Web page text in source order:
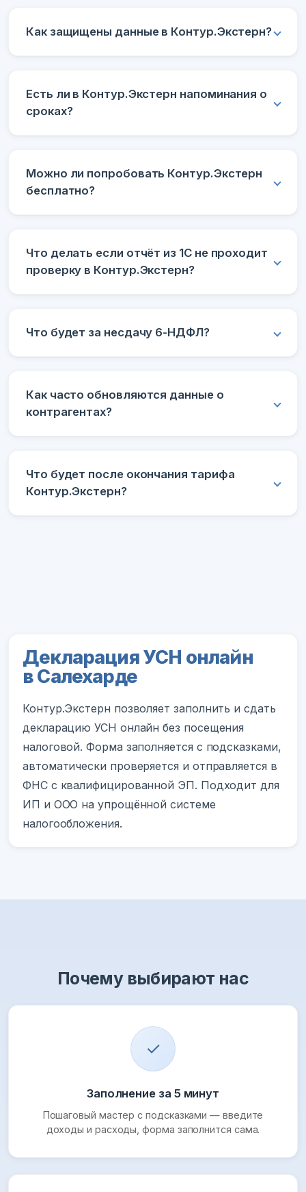
Как защищены данные в Контур.Экстерн?
Есть ли в Контур.Экстерн напоминания о
сроках?
Можно ли попробовать Контур.Экстерн
бесплатно?
Что делать если отчёт из 1С не проходит
проверку в Контур.Экстерн?
Что будет за несдачу 6-НДФЛ?
Как часто обновляются данные о
контрагентах?
Что будет после окончания тарифа
Контур.Экстерн?
Декларация УСН онлайн
в Салехарде
Контур.Экстерн позволяет заполнить и сдать
декларацию УСН онлайн без посещения
налоговой. Форма заполняется с подсказками,
автоматически проверяется и отправляется в
ФНС с квалифицированной ЭП. Подходит для
ИП и ООО на упрощённой системе
налогообложения.
Почему выбирают нас
✓
Заполнение за 5 минут
Пошаговый мастер с подсказками — введите
доходы и расходы, форма заполнится сама.